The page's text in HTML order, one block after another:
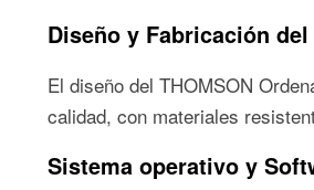
Diseño y Fabricación
El diseño del THOMSON
calidad, con materiales
Sistema operativo y